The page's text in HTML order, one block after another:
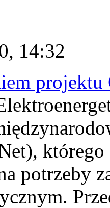
14:32
projektu
potrzeby